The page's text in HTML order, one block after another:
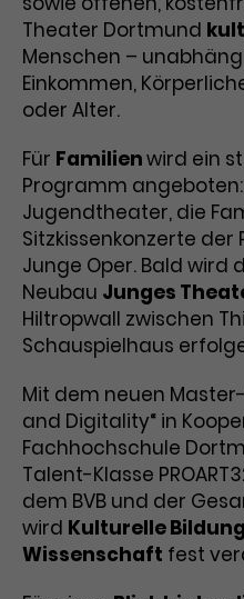
und es
Name
Anbieter TYPO3
Laufzeit 1 Monat
Zweck
Enthält
Optin-
Laufzeit 2 Jahre
Zweck
Dieses
und die
den
verfolgen.
eine
um
Name _gid
Anbieter Google
Laufzeit 1 Tag
Marketing
Diese Gruppe beinhaltet
ermöglichen die
Werbekampagnen zu
Conversions zu
Name
_gcl_au
Anbieter Google Ads
Laufzeit 3 Monate
Zweck
Wird von
die
speichern.
Google-
Website
Cookie-Informationen
Theater Dortmund
Menschen –
Einkommen,
oder Alter.
Für Familienwird ein
Programm
Jugendtheater, die
Sitzkissenkonzerte der
Junge Oper. Bald wird
Neubau Junges
Hiltropwall zwischen
Schauspielhaus
Mit dem neuen
and Digitality“ in
Fachhochschule
Talent-Klasse
dem BVB und der
wird Kulturelle
Wissenschaft fest